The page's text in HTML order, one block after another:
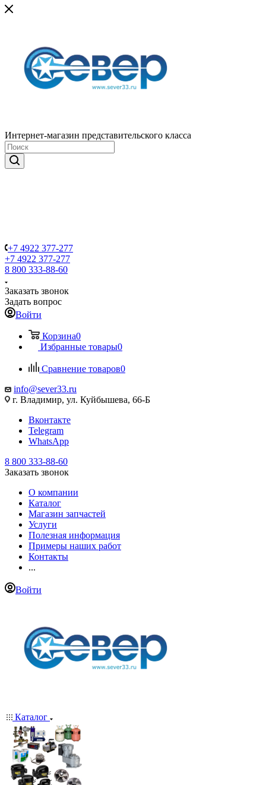
Интернет-магазин представительского класса
+7 4922 377-277
+7 4922 377-277
8 800 333-88-60
Заказать звонок
Задать вопрос
Войти
Корзина0
Избранные товары0
Сравнение товаров0
info@sever33.ru
г. Владимир, ул. Куйбышева, 66-Б
Вконтакте
Telegram
WhatsApp
8 800 333-88-60
Заказать звонок
О компании
Каталог
Магазин запчастей
Услуги
Полезная информация
Примеры наших работ
Контакты
...
Войти
Каталог